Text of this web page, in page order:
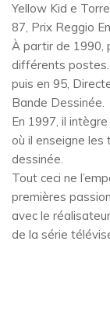
Yellow Kid e
87, Prix Reggio
À partir de 1990,
différents postes.
puis en 95,
Bande Dessinée.
En 1997, il
où il enseigne les
dessinée.
Tout ceci ne
premières
avec le
de la série